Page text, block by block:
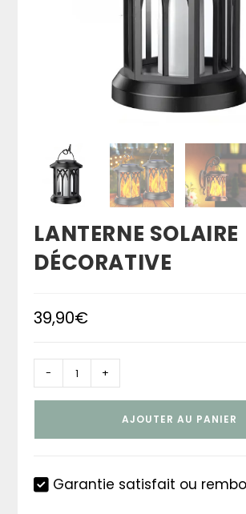
LANTERNE SOLAIRE
DÉCORATIVE
39,90€
quantité
de
- +
AJOUTER AU PANIER
Garantie satisfait ou